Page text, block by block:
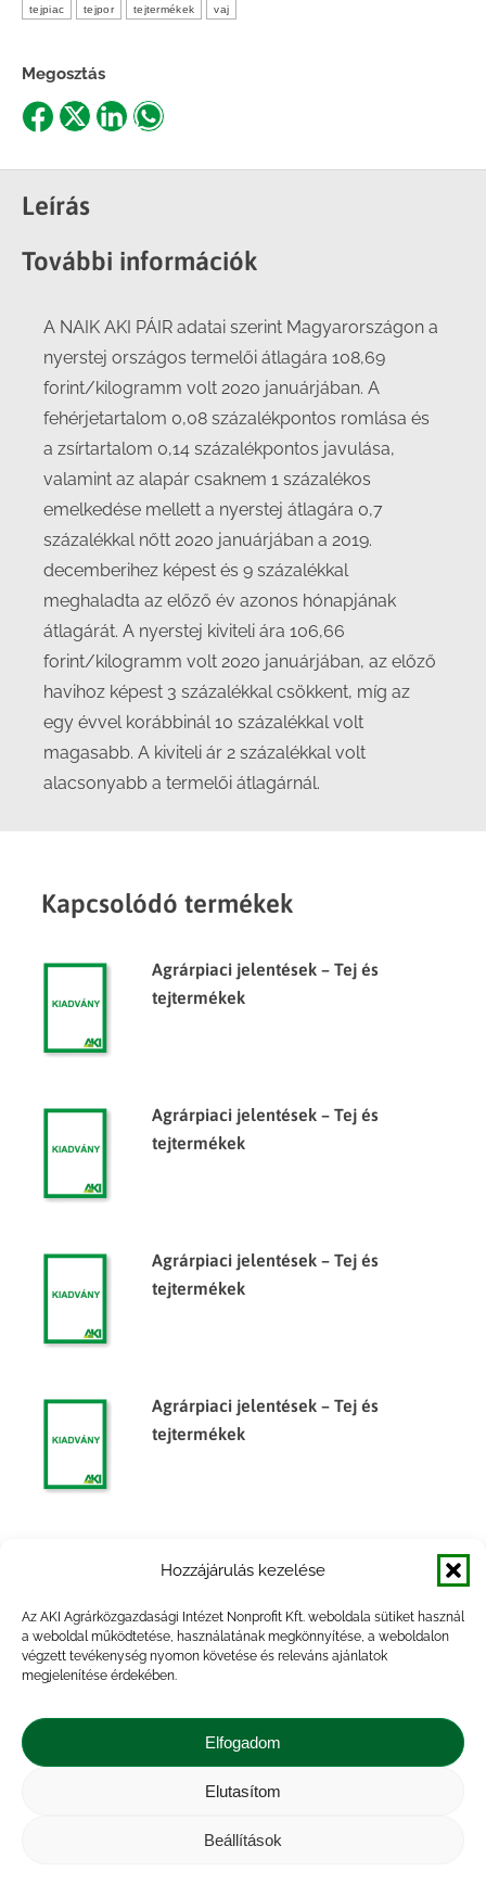
Hozzájárulás kezelése
Az AKI Agrárközgazdasági Intézet Nonprofit Kft. weboldala sütiket használ
a weboldal működtetése, használatának megkönnyítése, a weboldalon
végzett tevékenység nyomon követése és releváns ajánlatok
megjelenítése érdekében.
Elfogadom
Elutasítom
Beállítások
tejpiac tejpor tejtermékek vaj
Megosztás
Share
Facebook
Share
X
ShareShare
Leírás
További információk
A NAIK AKI PÁIR adatai szerint Magyarországon a
nyerstej országos termelői átlagára 108,69
forint/kilogramm volt 2020 januárjában. A
fehérjetartalom 0,08 százalékpontos romlása és
a zsírtartalom 0,14 százalékpontos javulása,
valamint az alapár csaknem 1 százalékos
emelkedése mellett a nyerstej átlagára 0,7
százalékkal nőtt 2020 januárjában a 2019.
decemberihez képest és 9 százalékkal
meghaladta az előző év azonos hónapjának
átlagárát. A nyerstej kiviteli ára 106,66
forint/kilogramm volt 2020 januárjában, az előző
havihoz képest 3 százalékkal csökkent, míg az
egy évvel korábbinál 10 százalékkal volt
magasabb. A kiviteli ár 2 százalékkal volt
alacsonyabb a termelői átlagárnál.
Kapcsolódó termékek
Agrárpiaci jelentések – Tej és
tejtermékek
Agrárpiaci jelentések – Tej és
tejtermékek
Agrárpiaci jelentések – Tej és
tejtermékek
Agrárpiaci jelentések – Tej és
tejtermékek
tejtermékek
tejtermékek